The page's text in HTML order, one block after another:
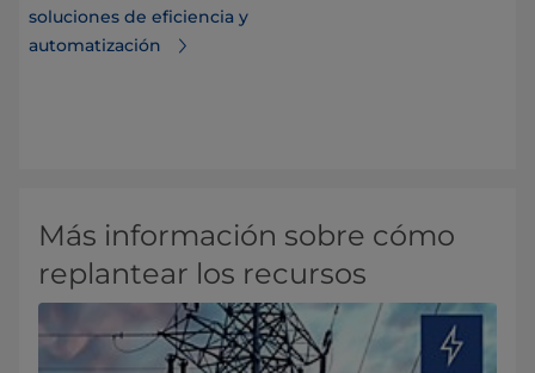
soluciones de eficiencia y
automatización
Más información sobre cómo
replantear los recursos